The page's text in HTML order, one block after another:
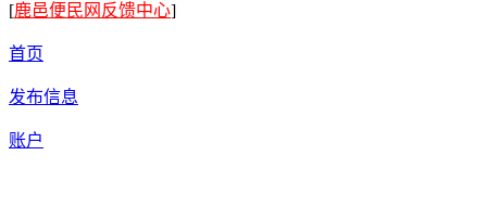
[鹿邑便民网反馈中心]
首页
发布信息
账户